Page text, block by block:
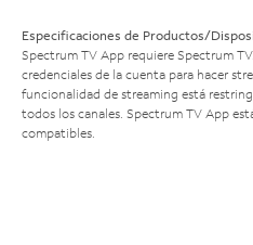
Especificaciones de Productos/
Spectrum TV App requiere Spectrum
credenciales de la cuenta para hacer
funcionalidad de streaming está
todos los canales. Spectrum TV App
compatibles.